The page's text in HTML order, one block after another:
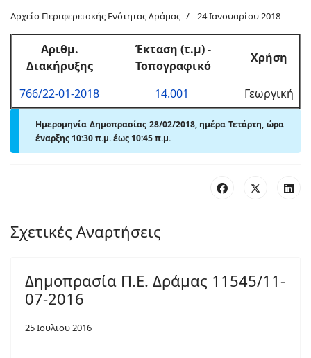
Αρχείο Περιφερειακής Ενότητας Δράμας 24 Ιανουαρίου 2018
Αριθμ.
Διακήρυξης
Έκταση (τ.μ) -
Τοπογραφικό
Χρήση
766/22-01-2018 14.001 Γεωργική
Ημερομηνία Δημοπρασίας 28/02/2018, ημέρα Τετάρτη, ώρα
έναρξης 10:30 π.μ. έως 10:45 π.μ.
Σχετικές Αναρτήσεις
Δημοπρασία Π.Ε. Δράμας 11545/11-
07-2016
25 Ιουλιου 2016